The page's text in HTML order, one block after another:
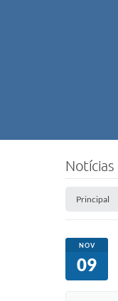
Notícias
Principal
NOV
09